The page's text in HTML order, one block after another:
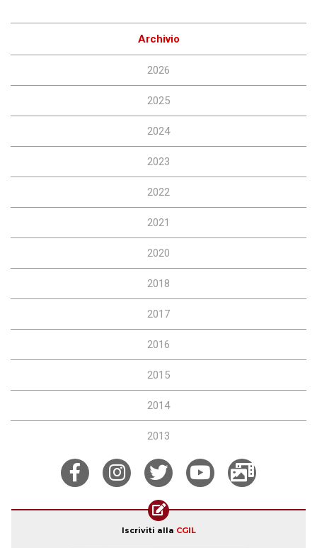
Archivio
2026
2025
2024
2023
2022
2021
2020
2018
2017
2016
2015
2014
2013
Iscriviti alla CGIL